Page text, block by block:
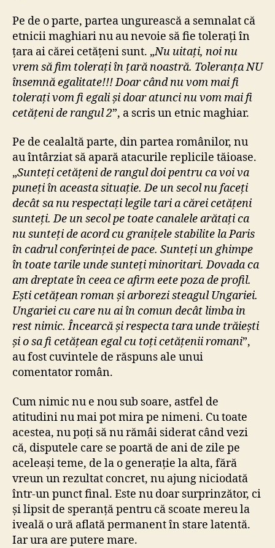
Pe de o parte, partea ungurească a semnalat că
etnicii maghiari nu au nevoie să fie tolerați în
țara ai cărei cetățeni sunt. „Nu uitați, noi nu
vrem să fim tolerați în țară noastră. Toleranța NU
însemnă egalitate!!! Doar când nu vom mai fi
tolerați vom fi egali și doar atunci nu vom mai fi
cetățeni de rangul 2”, a scris un etnic maghiar.
Pe de cealaltă parte, din partea românilor, nu
au întârziat să apară atacurile replicile tăioase.
„Sunteți cetățeni de rangul doi pentru ca voi va
puneți în aceasta situație. De un secol nu faceți
decât sa nu respectați legile tari a cărei cetățeni
sunteți. De un secol pe toate canalele arătați ca
nu sunteți de acord cu granițele stabilite la Paris
în cadrul conferinței de pace. Sunteți un ghimpe
în toate tarile unde sunteți minoritari. Dovada ca
am dreptate în ceea ce afirm eete poza de profil.
Ești cetățean roman și arborezi steagul Ungariei.
Ungariei cu care nu ai în comun decât limba in
rest nimic. Încearcă și respecta tara unde trăiești
și o sa fi cetățean egal cu toți cetățenii romani”,
au fost cuvintele de răspuns ale unui
comentator român.
Cum nimic nu e nou sub soare, astfel de
atitudini nu mai pot mira pe nimeni. Cu toate
acestea, nu poți să nu rămâi siderat când vezi
că, disputele care se poartă de ani de zile pe
aceleași teme, de la o generație la alta, fără
vreun un rezultat concret, nu ajung niciodată
într-un punct final. Este nu doar surprinzător, ci
și lipsit de speranță pentru că scoate mereu la
iveală o ură aflată permanent în stare latentă.
Iar ura are putere mare.